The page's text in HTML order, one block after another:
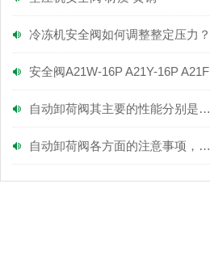
冷冻机安全阀如何调整整定压力？
自动卸荷阀其主要的性能分别是什么？
自动卸荷阀各方面的注意事项，不容小觑！